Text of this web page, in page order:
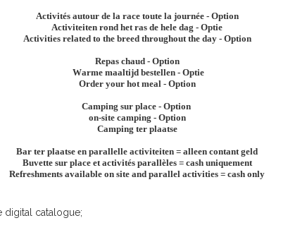
Activités autour de la race toute la journée - Option
Activiteiten rond het ras de hele dag - Optie
Activities related to the breed throughout the day - Option
Repas chaud - Option
Warmemaaltijd bestellen - Optie
Order your hot meal - Option
Camping sur place - Option
on-site camping - Option
Camping ter plaatse
Bar ter plaatse en parallelle activiteiten = alleen contant geld
Buvette sur place et activités parallèles = cash uniquement
Refreshments available on site and parallel activities = cash only
digital catalogue;